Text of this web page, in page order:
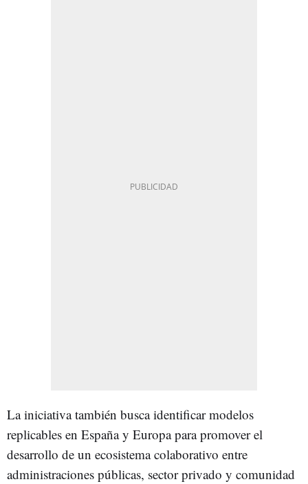
La iniciativa también busca identificar modelos
replicables en España y Europa para promover el
desarrollo de un ecosistema colaborativo entre
administraciones públicas, sector privado y comunidad